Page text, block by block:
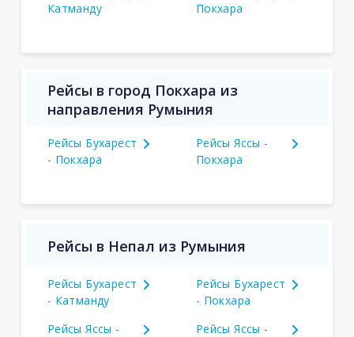
Катманду
Покхара
Рейсы в город Покхара из
направления Румыния
Рейсы Бухарест
- Покхара
Рейсы Яссы -
Покхара
Рейсы в Непал из Румыния
Рейсы Бухарест
- Катманду
Рейсы Бухарест
- Покхара
Рейсы Яссы -
Рейсы Яссы -